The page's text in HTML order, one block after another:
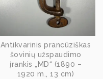
Antikvarinis prancūziškas
šovinių užspaudimo
įrankis „MD“ (1890 –
1920 m., 13 cm)